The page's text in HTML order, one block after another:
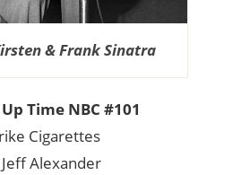
& Frank Sinatra
Time NBC #101
Cigarettes
Alexander